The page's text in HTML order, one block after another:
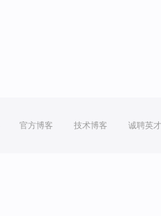
官方博客 技术博客 诚聘英才